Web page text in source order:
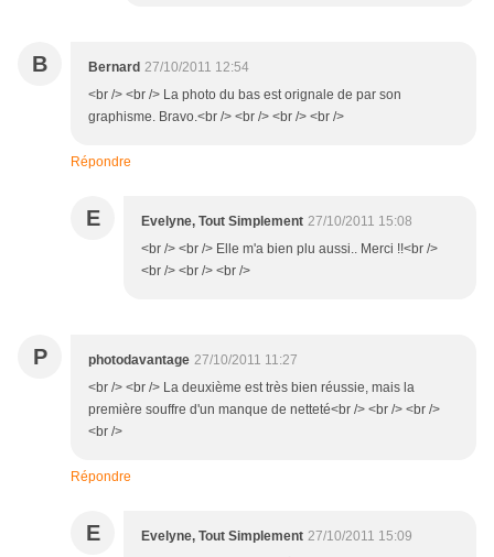
B Bernard 27/10/2011 12:54
<br /> <br /> La photo du bas est orignale de par son
graphisme. Bravo.<br /> <br /> <br /> <br />
Répondre
E Evelyne, Tout Simplement 27/10/2011 15:08
<br /> <br /> Elle m'a bien plu aussi.. Merci !!<br />
<br /> <br /> <br />
P photodavantage 27/10/2011 11:27
<br /> <br /> La deuxième est très bien réussie, mais la
première souffre d'un manque de netteté<br /> <br /> <br />
<br />
Répondre
E Evelyne, Tout Simplement 27/10/2011 15:09